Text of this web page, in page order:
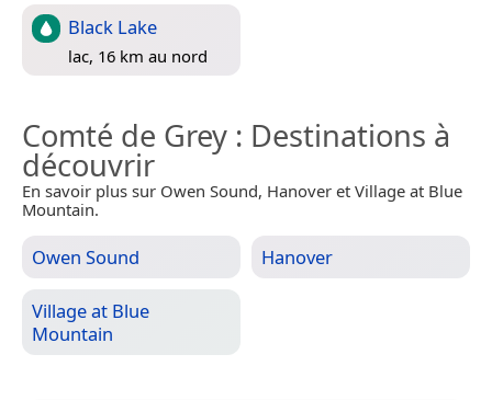
Black Lake
lac, 16 km au nord
Comté de Grey : Destinations à
découvrir
En savoir plus sur Owen Sound, Hanover et Village at Blue
Mountain.
Owen Sound Hanover
Village at Blue
Mountain